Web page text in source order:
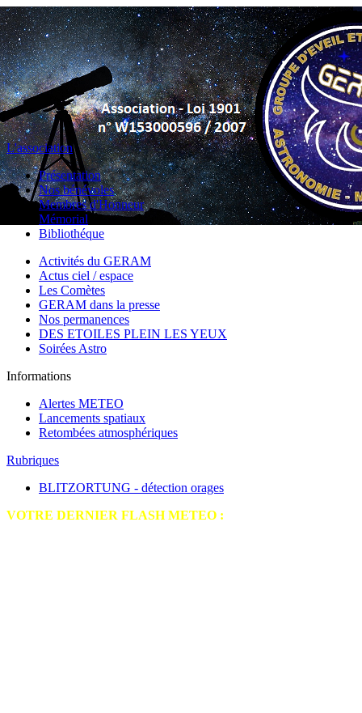
L'association
Présentation
Nos bénévoles
Membres d'Honneur
Mémorial
Bibliothéque
Activités du GERAM
Actus ciel / espace
Les Comètes
GERAM dans la presse
Nos permanences
DES ETOILES PLEIN LES YEUX
Soirées Astro
Informations
Alertes METEO
Lancements spatiaux
Retombées atmosphériques
Rubriques
BLITZORTUNG - détection orages
VOTRE DERNIER FLASH METEO :